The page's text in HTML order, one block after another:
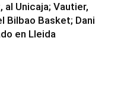
al Unicaja; Vautier,
Bilbao Basket; Dani
en Lleida